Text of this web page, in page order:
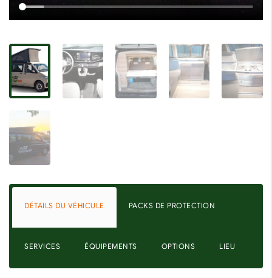
DÉTAILS DU VÉHICULE PACKS DE PROTECTION
SERVICES ÉQUIPEMENTS OPTIONS LIEU